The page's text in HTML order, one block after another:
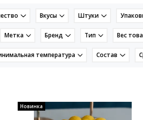
Вкусы Штуки
Метка Бренд Тип Вес
температура Состав
Новинка